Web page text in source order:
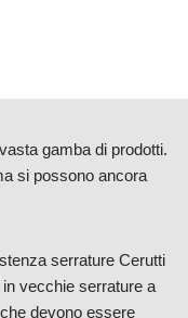
gamba di prodotti.
si possono ancora
serrature Cerutti
vecchie serrature a
devono essere